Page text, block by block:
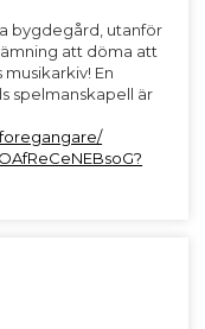
bygdegård, utanför
att döma att
En
spelmanskapell är